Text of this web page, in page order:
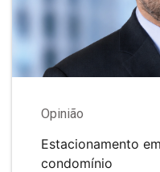
Opinião
Estacionamento
condomínio